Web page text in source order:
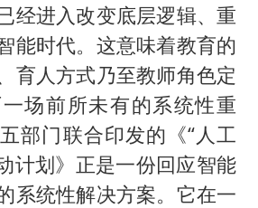
经进入改变底层逻辑、重
能时代。这意味着教育的
育人方式乃至教师角色定
场前所未有的系统性重
部门联合印发的《“人工
计划》正是一份回应智能
系统性解决方案。它在一